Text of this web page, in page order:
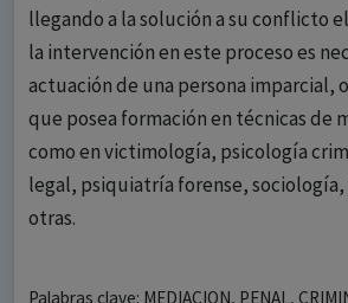
llegando a la solución a su conflicto
la intervención en este proceso es
actuación de una persona imparcial,
que posea formación en técnicas de
como en victimología, psicología
legal, psiquiatría forense,
otras.
Palabras clave: MEDIACION, PENAL,